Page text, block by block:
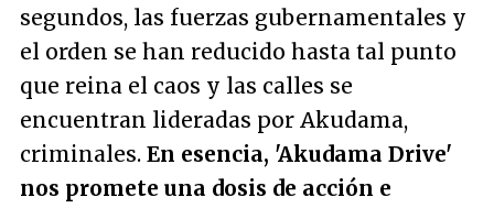
segundos, las fuerzas gubernamentales y
el orden se han reducido hasta tal punto
que reina el caos y las calles se
encuentran lideradas por Akudama,
criminales. En esencia, 'Akudama Drive'
nos promete una dosis de acción e